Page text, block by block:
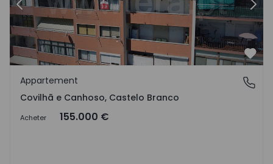
Précédent
Covilhã e Canhoso, Castelo Branco
Appartement
Covilhã e Canhoso, Castelo Branco
Acheter 155.000 €